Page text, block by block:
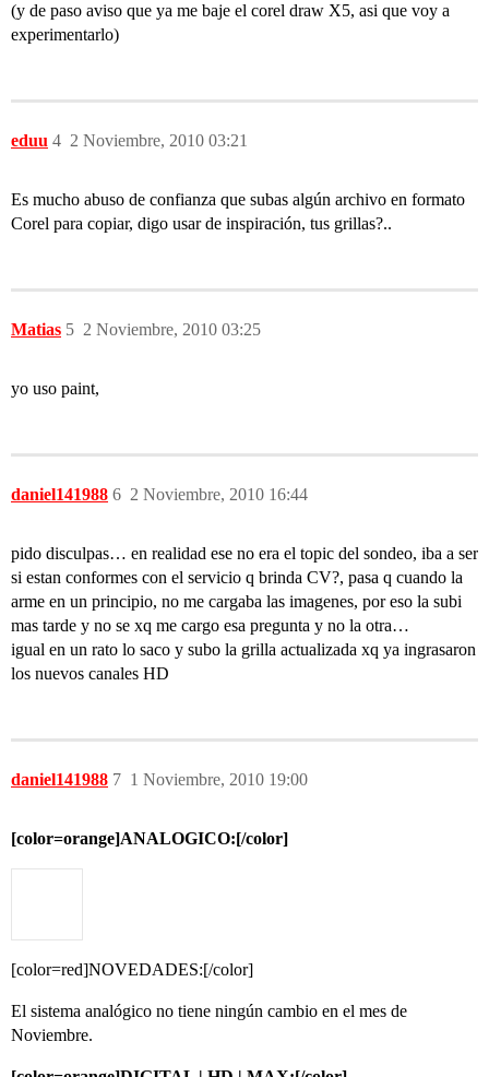
(y de paso aviso que ya me baje el corel draw X5, asi que voy a
experimentarlo)
eduu 2 Noviembre, 2010 03:21
4
Es mucho abuso de confianza que subas algún archivo en formato
Corel para copiar, digo usar de inspiración, tus grillas?..
Matias 2 Noviembre, 2010 03:25
5
yo uso paint,
daniel141988 2 Noviembre, 2010 16:44
6
pido disculpas… en realidad ese no era el topic del sondeo, iba a ser
si estan conformes con el servicio q brinda CV?, pasa q cuando la
arme en un principio, no me cargaba las imagenes, por eso la subi
mas tarde y no se xq me cargo esa pregunta y no la otra…
igual en un rato lo saco y subo la grilla actualizada xq ya ingrasaron
los nuevos canales HD
daniel141988 1 Noviembre, 2010 19:00
7
[color=orange]ANALOGICO:[/color]
[color=red]NOVEDADES:[/color]
El sistema analógico no tiene ningún cambio en el mes de
Noviembre.